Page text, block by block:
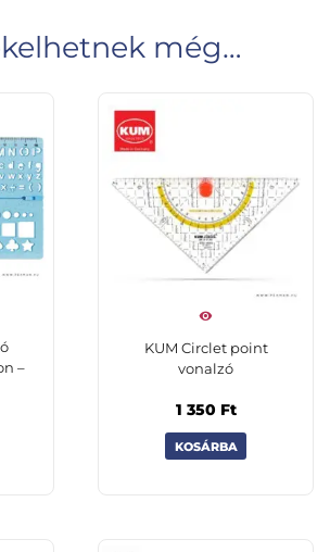
még…
–
KUM Circlet point
vonalzó
1 350 Ft
KOSÁRBA